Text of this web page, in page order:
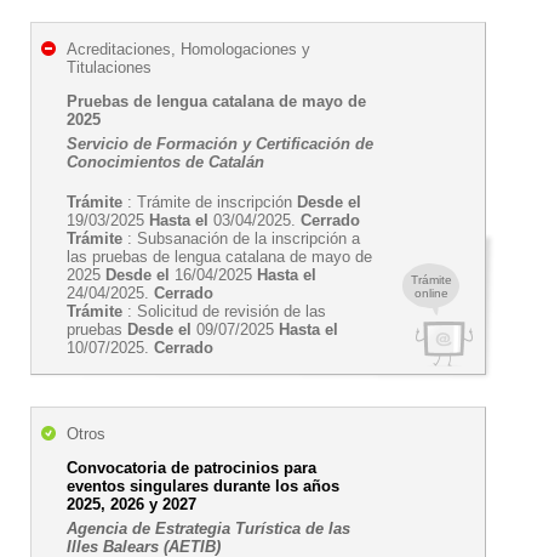
Trámite
online
Acreditaciones, Homologaciones y
Titulaciones
Pruebas de lengua catalana de mayo de
2025
Servicio de Formación y Certificación de
Conocimientos de Catalán
Trámite : Trámite de inscripción Desde el
19/03/2025 Hasta el 03/04/2025. Cerrado
Trámite : Subsanación de la inscripción a
las pruebas de lengua catalana de mayo de
2025 Desde el 16/04/2025 Hasta el
24/04/2025. Cerrado
Trámite : Solicitud de revisión de las
pruebas Desde el 09/07/2025 Hasta el
10/07/2025. Cerrado
Otros
Convocatoria de patrocinios para
eventos singulares durante los años
2025, 2026 y 2027
Agencia de Estrategia Turística de las
Illes Balears (AETIB)